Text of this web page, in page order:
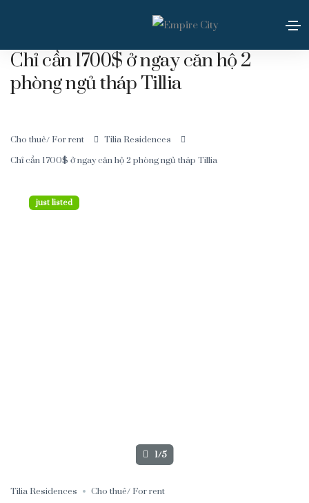
Chỉ cần 1700$ ở ngay căn hộ 2
phòng ngủ tháp Tillia
Cho thuê/ For rent
Tilia Residences
Chỉ cần 1700$ ở ngay căn hộ 2 phòng ngủ tháp Tillia
just listed
1/5
Tilia Residences Cho thuê/ For rent